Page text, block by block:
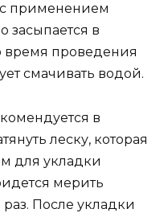
применением
засыпается в
время проведения
смачивать водой.
в
леску, которая
для укладки
мерить
После укладки